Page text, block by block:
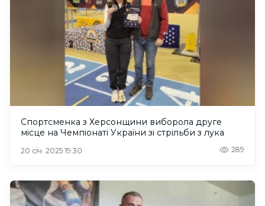
Спортсменка з Херсонщини виборола друге
місце на Чемпіонаті України зі стрільби з лука
20 січ. 2025 19:30 289